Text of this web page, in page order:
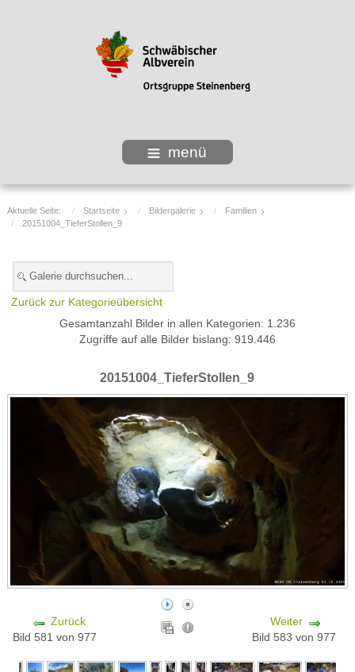
menü
Aktuelle Seite: Startseite Bildergalerie
Familien
20151004_TieferStollen_9
Zurück zur Kategorieübersicht
Gesamtanzahl Bilder in allen Kategorien: 1.236
Zugriffe auf alle Bilder bislang: 919.446
20151004_TieferStollen_9
Zurück
Bild 581 von 977
Weiter
Bild 583 von 977